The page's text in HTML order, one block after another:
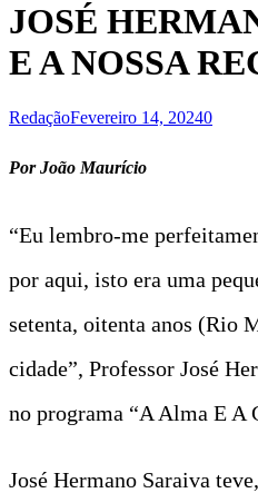
JOSÉ
E A NOSSA
RedaçãoFevereiro 14, 20240
Por João Maurício
“Eu lembro-me
por aqui, isto era uma
setenta, oitenta anos (Rio
cidade”, Professor José
no programa “A Alma E A
José Hermano Saraiva